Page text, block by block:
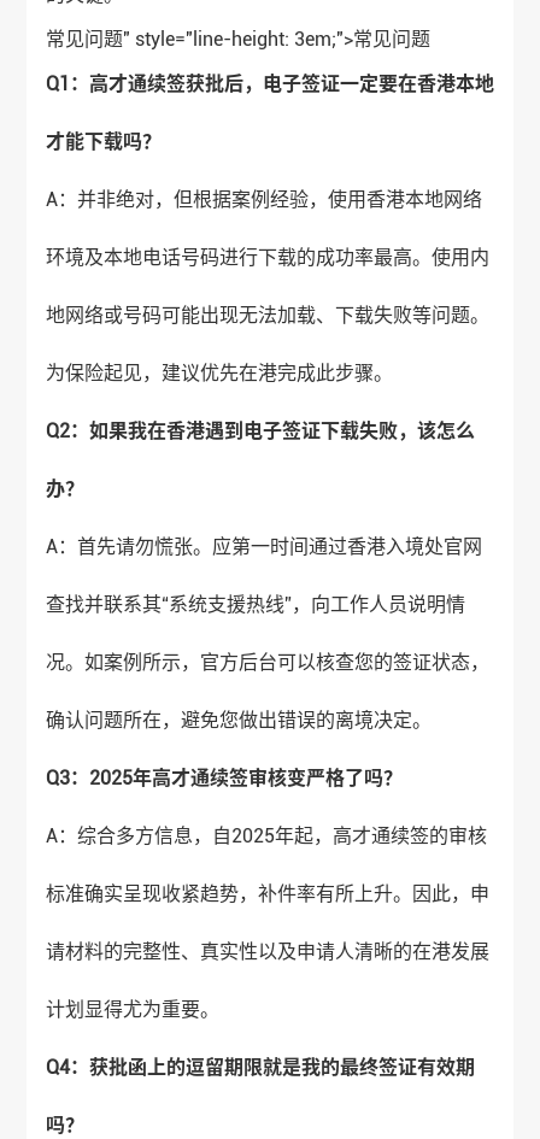
常见问题" style="line-height: 3em;">常见问题
Q1：高才通续签获批后，电子签证一定要在香港本地
才能下载吗？
A：并非绝对，但根据案例经验，使用香港本地网络
环境及本地电话号码进行下载的成功率最高。使用内
地网络或号码可能出现无法加载、下载失败等问题。
为保险起见，建议优先在港完成此步骤。
Q2：如果我在香港遇到电子签证下载失败，该怎么
办？
A：首先请勿慌张。应第一时间通过香港入境处官网
查找并联系其“系统支援热线”，向工作人员说明情
况。如案例所示，官方后台可以核查您的签证状态，
确认问题所在，避免您做出错误的离境决定。
Q3：2025年高才通续签审核变严格了吗？
A：综合多方信息，自2025年起，高才通续签的审核
标准确实呈现收紧趋势，补件率有所上升。因此，申
请材料的完整性、真实性以及申请人清晰的在港发展
计划显得尤为重要。
Q4：获批函上的逗留期限就是我的最终签证有效期
吗？